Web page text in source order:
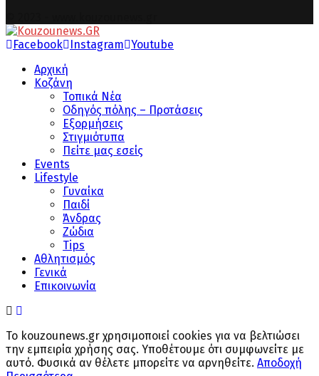
Facebook
Instagram Youtube
Αρχική
Κοζάνη
Τοπικά Νέα
Οδηγός πόλης – Προτάσεις
Εξορμήσεις
Στιγμιότυπα
Πείτε μας εσείς
Events
Lifestyle
Γυναίκα
Παιδί
Άνδρας
Ζώδια
Tips
Αθλητισμός
Γενικά
Επικοινωνία
Το kouzounews.gr χρησιμοποιεί cookies για να βελτιώσει
την εμπειρία χρήσης σας. Υποθέτουμε ότι συμφωνείτε με
αυτό. Φυσικά αν θέλετε μπορείτε να αρνηθείτε. Αποδοχή